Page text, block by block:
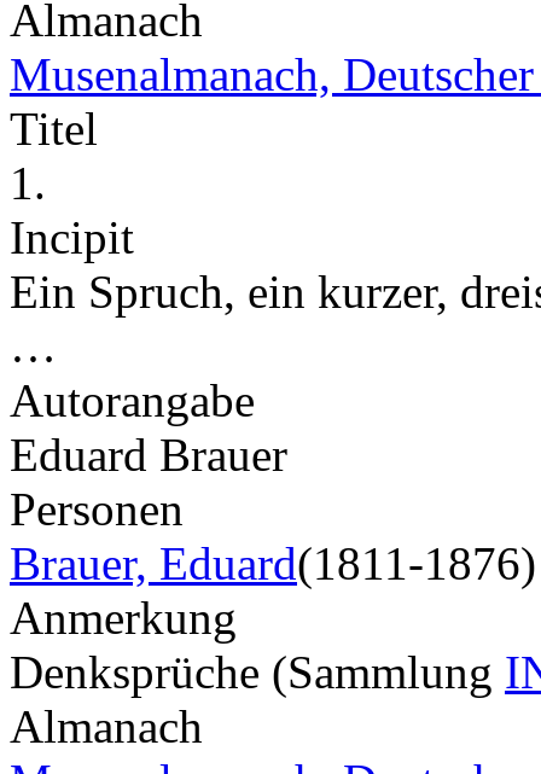
Almanach
Musenalmanach,
Titel
1.
Incipit
Ein Spruch, ein kurzer,
…
Autorangabe
Eduard Brauer
Personen
Brauer, Eduard(1811-1876)
Anmerkung
Denksprüche (Sammlung
Almanach